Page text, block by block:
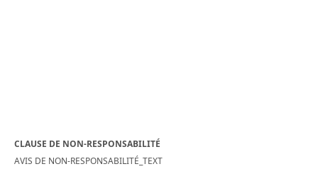
CLAUSE DE NON-RESPONSABILITÉ
AVIS DE NON-RESPONSABILITÉ_TEXT